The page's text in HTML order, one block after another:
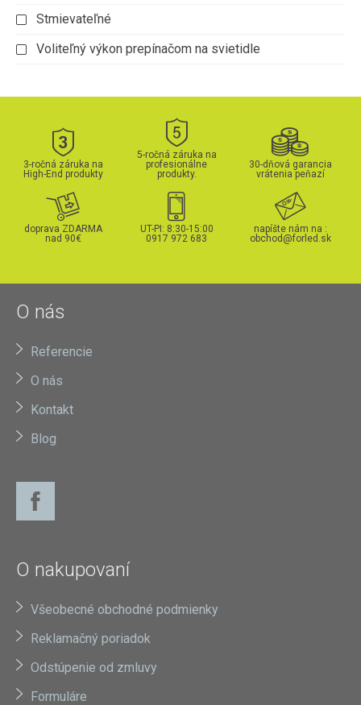
Stmievateľné
Voliteľný výkon prepínačom na svietidle
3-ročná záruka na
High-End produkty
5-ročná záruka na
profesionálne
produkty.
30-dňová garancia
vrátenia peňazí
doprava ZDARMA
nad 90€
UT-PI: 8:30-15:00
0917 972 683
napíšte nám na :
obchod@forled.sk
O nás
Referencie
O nás
Kontakt
Blog
O nakupovaní
Všeobecné obchodné podmienky
Reklamačný poriadok
Odstúpenie od zmluvy
Formuláre